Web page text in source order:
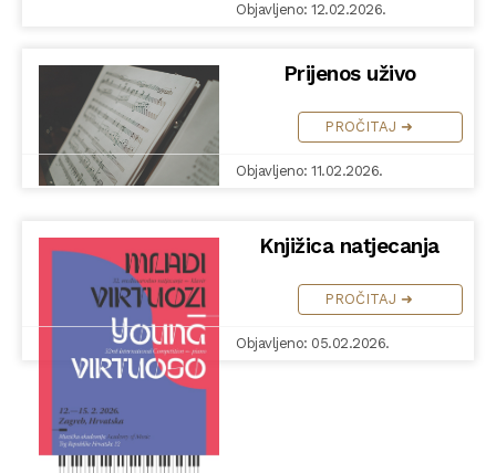
Objavljeno: 12.02.2026.
Prijenos uživo
PROČITAJ ➜
Objavljeno: 11.02.2026.
Knjižica natjecanja
PROČITAJ ➜
Objavljeno: 05.02.2026.